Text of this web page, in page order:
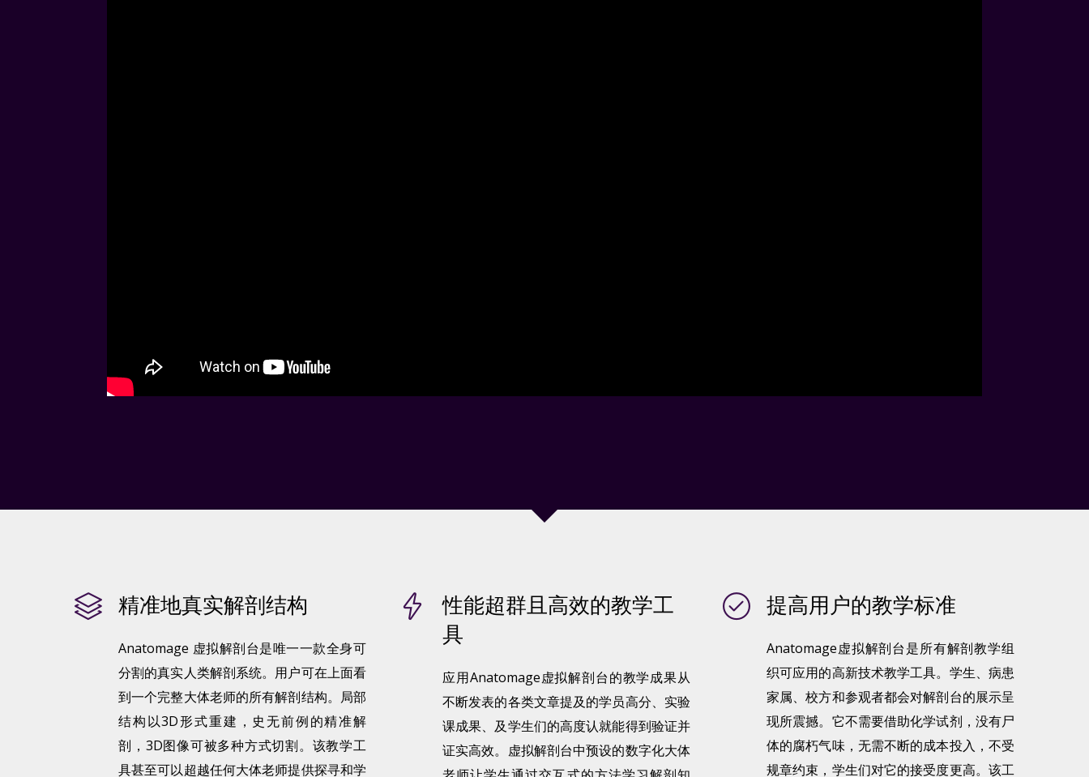
精准地真实解剖结构
Anatomage 虚拟解剖台是唯一一款全身可
分割的真实人类解剖系统。用户可在上面看
到一个完整大体老师的所有解剖结构。局部
结构以3D形式重建，史无前例的精准解
剖，3D图像可被多种方式切割。该教学工
具甚至可以超越任何大体老师提供探寻和学
性能超群且高效的教学工
具
应用Anatomage虚拟解剖台的教学成果从
不断发表的各类文章提及的学员高分、实验
课成果、及学生们的高度认就能得到验证并
证实高效。虚拟解剖台中预设的数字化大体
提高用户的教学标准
Anatomage虚拟解剖台是所有解剖教学组
织可应用的高新技术教学工具。学生、病患
家属、校方和参观者都会对解剖台的展示呈
现所震撼。它不需要借助化学试剂，没有尸
体的腐朽气味，无需不断的成本投入，不受
规章约束，学生们对它的接受度更高。该工